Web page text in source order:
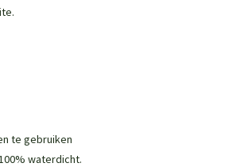
te gebruiken
waterdicht.